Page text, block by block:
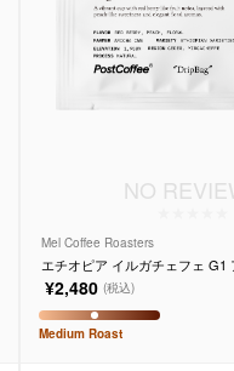
NO
Mel Coffee Roasters
エチオピア イルガチェフェ G1
ル 10個入り
¥2,480 (税込)
Medium Roast